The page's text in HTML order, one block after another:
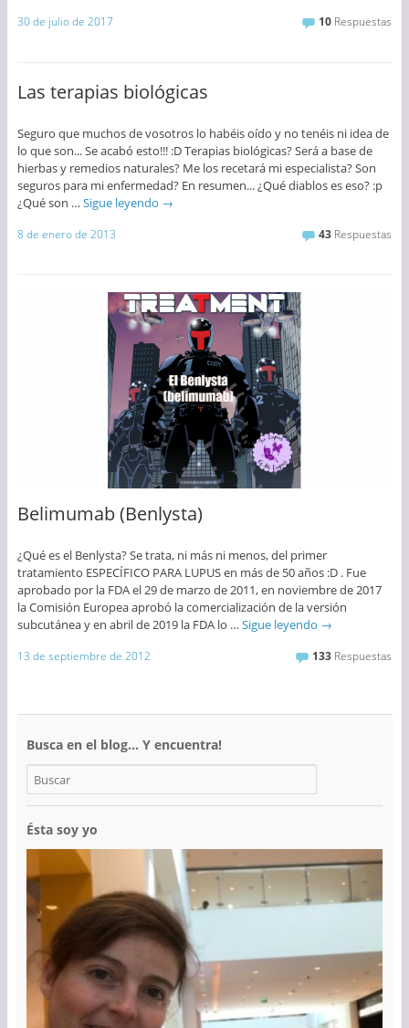
30 de julio de 2017 10 Respuestas
Las terapias biológicas
Seguro que muchos de vosotros lo habéis oído y no tenéis ni idea de
lo que son... Se acabó esto!!! :D Terapias biológicas? Será a base de
hierbas y remedios naturales? Me los recetará mi especialista? Son
seguros para mi enfermedad? En resumen... ¿Qué diablos es eso? :p
¿Qué son … Sigue leyendo →
8 de enero de 2013 43 Respuestas
Belimumab (Benlysta)
¿Qué es el Benlysta? Se trata, ni más ni menos, del primer
tratamiento ESPECÍFICO PARA LUPUS en más de 50 años :D . Fue
aprobado por la FDA el 29 de marzo de 2011, en noviembre de 2017
la Comisión Europea aprobó la comercialización de la versión
subcutánea y en abril de 2019 la FDA lo … Sigue leyendo →
13 de septiembre de 2012 133 Respuestas
Busca en el blog… Y encuentra!
Ésta soy yo